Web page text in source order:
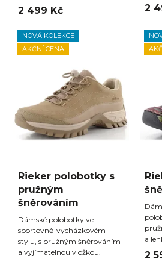
2 499 Kč 2
NOVÁ KOLEKCE
AKČNÍ CENA
Rieker polobotky s
pružným
šněrováním
Dámské polobotky ve
sportovně-vycházkovém
stylu, s pružným šněrováním
a vyjímatelnou vložkou.
a
2